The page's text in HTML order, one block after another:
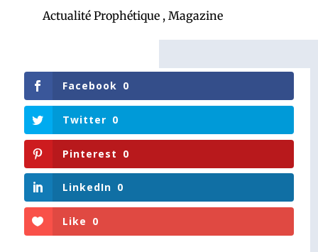
Actualité Prophétique, Magazine
Facebook 0
Twitter 0
Pinterest 0
LinkedIn 0
Like 0